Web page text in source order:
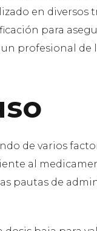
en diversos
para
profesional de
de varios
al
pautas de